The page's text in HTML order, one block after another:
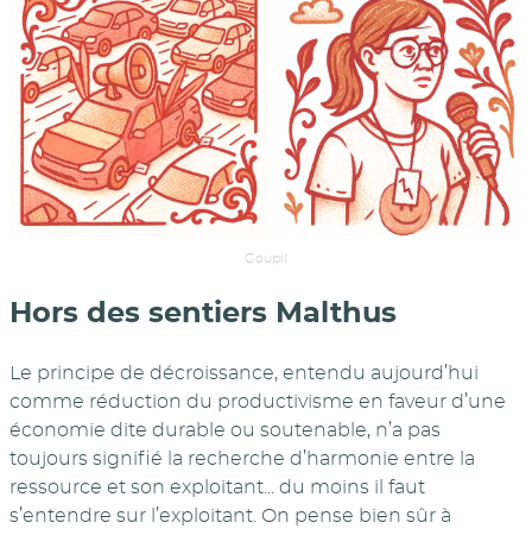
Goupil
Hors des sentiers Malthus
Le principe de décroissance, entendu aujourd’hui
comme réduction du productivisme en faveur d’une
économie dite durable ou soutenable, n’a pas
toujours signifié la recherche d’harmonie entre la
ressource et son exploitant... du moins il faut
s’entendre sur l’exploitant. On pense bien sûr à